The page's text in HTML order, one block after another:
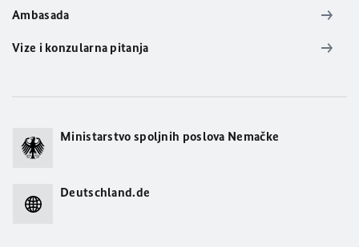
Ambasada
Vize i konzularna pitanja
Ministarstvo spoljnih poslova Nemačke
Deutschland.de